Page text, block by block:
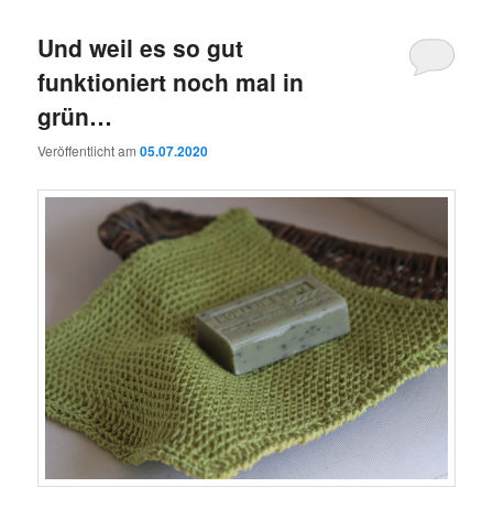
Und weil es so gut
funktioniert noch mal in
grün…
Veröffentlicht am05.07.2020